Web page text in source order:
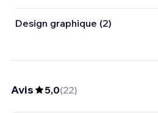
Design graphique (2)
Avis 5,0(22)